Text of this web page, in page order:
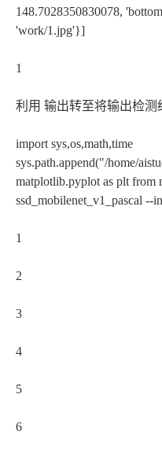
148.7028350830078,
'work/1.jpg'}]
1
利用 输出转至将输出检测
import sys,os,math,time
sys.path.append("/home/
matplotlib.pyplot as plt from
ssd_mobilenet_v1_pascal
1
2
3
4
5
6